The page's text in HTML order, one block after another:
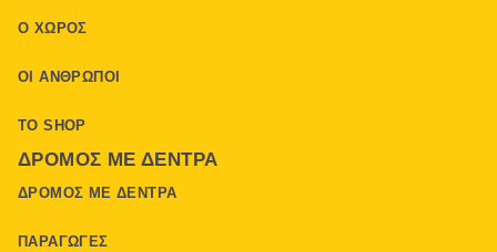
Ο ΧΏΡΟΣ
ΟΙ ΆΝΘΡΩΠΟΙ
ΤΟ SHOP
ΔΡΌΜΟΣ ΜΕ ΔΈΝΤΡΑ
ΔΡΌΜΟΣ ΜΕ ΔΈΝΤΡΑ
ΠΑΡΑΓΩΓΈΣ